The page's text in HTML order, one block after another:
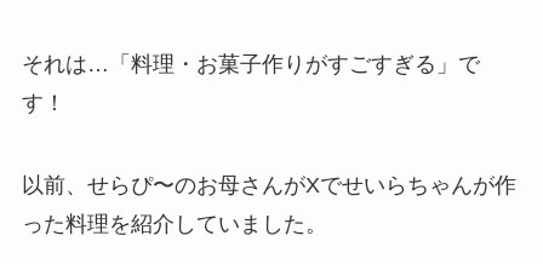
それは…「料理・お菓子作りがすごすぎる」で
す！
以前、せらぴ〜のお母さんがXでせいらちゃんが作
った料理を紹介していました。